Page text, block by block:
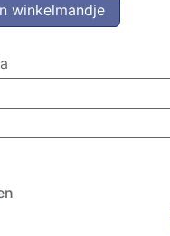
winkelmandje